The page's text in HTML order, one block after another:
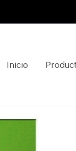
Inicio
Aufkleber